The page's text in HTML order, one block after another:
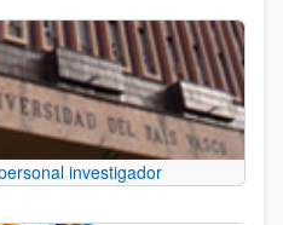
investigador